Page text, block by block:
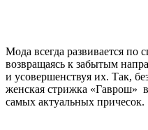
Мода всегда развивается по
возвращаясь к забытым
и усовершенствуя их. Так,
женская стрижка «Гаврош»
самых актуальных причесок.